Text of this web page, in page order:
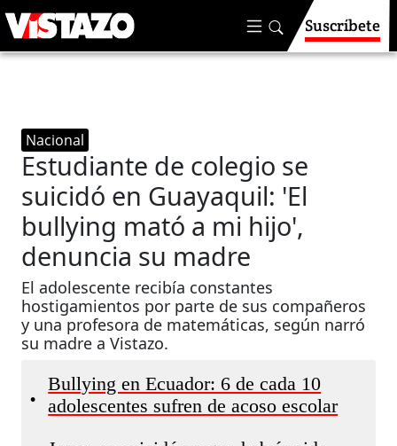
Suscríbete
Nacional
Estudiante de colegio se
suicidó en Guayaquil: 'El
bullying mató a mi hijo',
denuncia su madre
El adolescente recibía constantes
hostigamientos por parte de sus compañeros
y una profesora de matemáticas, según narró
su madre a Vistazo.
•
Bullying en Ecuador: 6 de cada 10
adolescentes sufren de acoso escolar